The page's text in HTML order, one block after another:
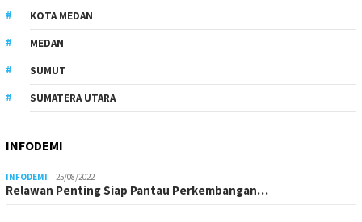
KOTA MEDAN
MEDAN
SUMUT
SUMATERA UTARA
INFODEMI
INFODEMI 25/08/2022
Relawan Penting Siap Pantau Perkembangan…